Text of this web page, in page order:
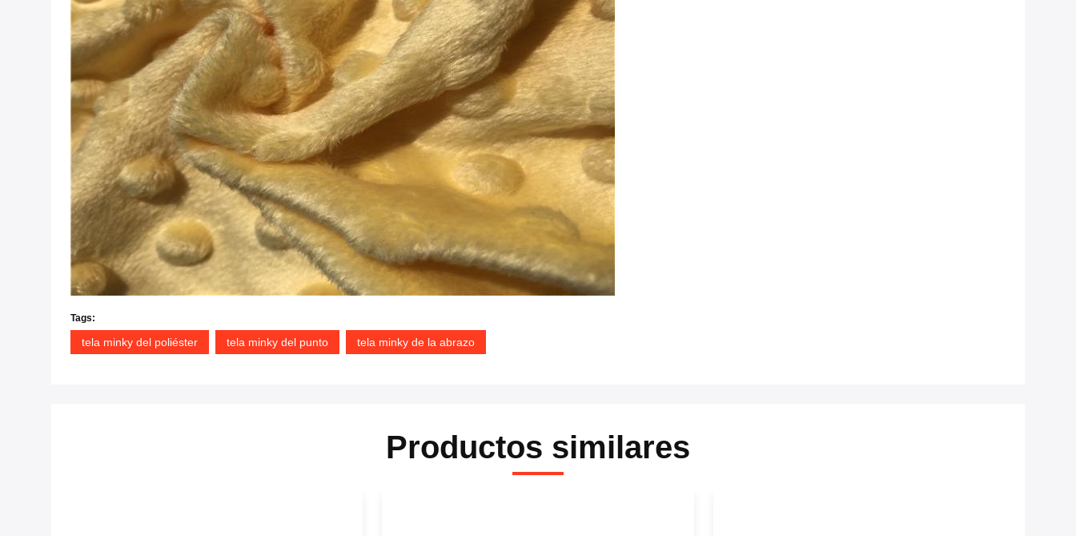
Tags:
tela minky del poliéster tela minky del punto tela minky de la abrazo
Productos similares